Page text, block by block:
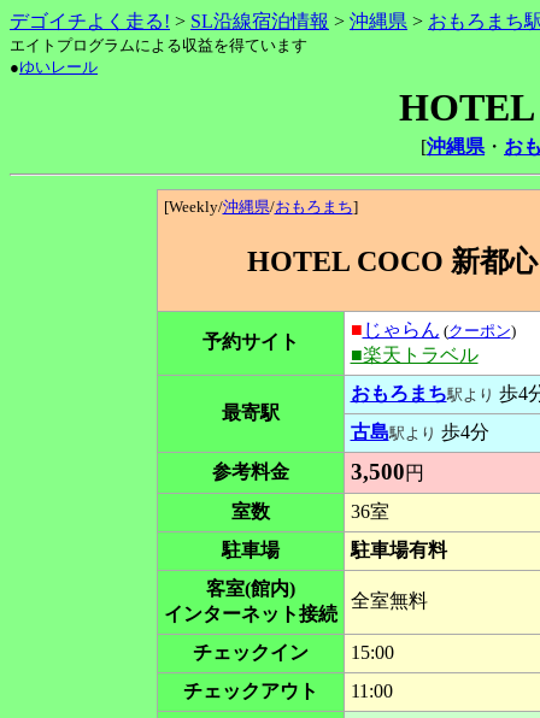
デゴイチよく走る! > SL沿線宿泊情報 > 沖縄県 > おもろまち
エイトプログラムによる収益を得ています
●ゆいレール
HOTEL
[沖縄県 ・ お
[Weekly/沖縄県/おもろまち]
HOTEL COCO 新都心
予約サイト
■ じゃらん (クーポン)
■楽天トラベル
最寄駅
おもろまち駅より 歩4
古島駅より 歩4分
参考料金
3,500円
室数
36室
駐車場
駐車場有料
客室(館内)
インターネット接続
全室無料
チェックイン
15:00
チェックアウト
11:00